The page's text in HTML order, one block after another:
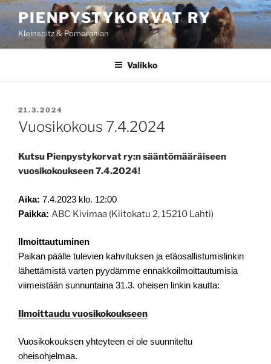
Siirry
sisältöönPIENPYSTYKORVAT RY
Kleinspitz & Pomeranian
Valikko
JULKAISTU
21.3.2024
Vuosikokous 7.4.2024
Kutsu Pienpystykorvat ry:n sääntömääräiseen
vuosikokoukseen 7.4.2024!
Aika: 7.4.2023 klo. 12:00
Paikka: ABC Kivimaa (Kiitokatu 2, 15210 Lahti)
Ilmoittautuminen
Paikan päälle tulevien kahvituksen ja etäosallistumislinkin
lähettämistä varten pyydämme ennakkoilmoittautumisia
viimeistään sunnuntaina 31.3. oheisen linkin kautta:
Ilmoittaudu vuosikokoukseen
Vuosikokouksen yhteyteen ei ole suunniteltu
oheisohjelmaa.